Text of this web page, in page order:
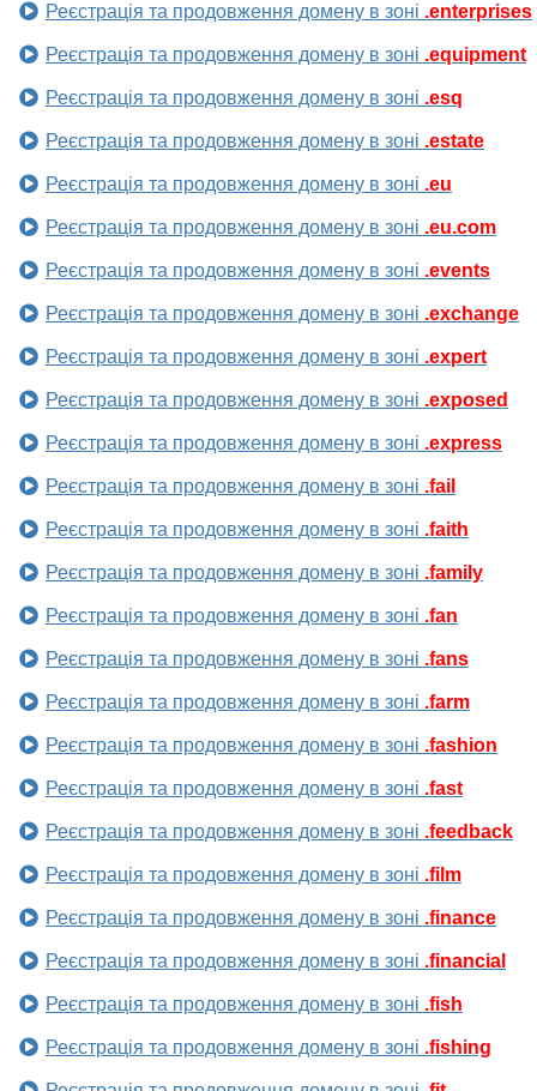
Реєстрація та продовження домену в зоні .enterprises
Реєстрація та продовження домену в зоні .equipment
Реєстрація та продовження домену в зоні .esq
Реєстрація та продовження домену в зоні .estate
Реєстрація та продовження домену в зоні .eu
Реєстрація та продовження домену в зоні .eu.com
Реєстрація та продовження домену в зоні .events
Реєстрація та продовження домену в зоні .exchange
Реєстрація та продовження домену в зоні .expert
Реєстрація та продовження домену в зоні .exposed
Реєстрація та продовження домену в зоні .express
Реєстрація та продовження домену в зоні .fail
Реєстрація та продовження домену в зоні .faith
Реєстрація та продовження домену в зоні .family
Реєстрація та продовження домену в зоні .fan
Реєстрація та продовження домену в зоні .fans
Реєстрація та продовження домену в зоні .farm
Реєстрація та продовження домену в зоні .fashion
Реєстрація та продовження домену в зоні .fast
Реєстрація та продовження домену в зоні .feedback
Реєстрація та продовження домену в зоні .film
Реєстрація та продовження домену в зоні .finance
Реєстрація та продовження домену в зоні .financial
Реєстрація та продовження домену в зоні .fish
Реєстрація та продовження домену в зоні .fishing